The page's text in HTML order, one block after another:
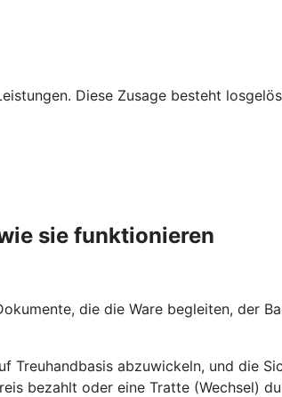
Diese Zusage besteht
sie funktionieren
die die Ware begleiten, der
abzuwickeln, und die
bezahlt oder eine Tratte (Wechsel)